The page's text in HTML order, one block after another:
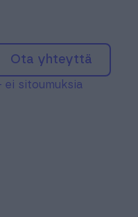
Ota yhteyttä
ei sitoumuksia